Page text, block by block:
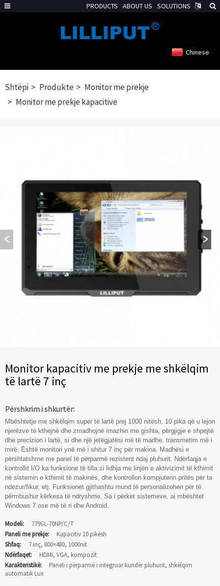
Chinese
Shtëpi Produkte
Monitor me prekje
Monitor me prekje kapacitive
Monitor kapacitiv me prekje me shkëlqim
të lartë 7 inç
Përshkrim i shkurtër:
Mbështetje me shkëlqim super të lartë prej 1000 nitësh, 10 pika që u lejon
njerëzve të kthejnë dhe zmadhojnë imazhin me gishta, përgjigje e shpejtë
dhe precizion i lartë, si dhe një jetëgjatësi më të madhe, transmetim më i
mirë. Është monitori ynë më i shitur 7 inç për makina. Madhësi e
përshtatshme me panel të përparmë rezistent ndaj pluhurit. Ndërfaqja e
kontrollit I/O ka funksione të tilla si lidhja me linjën e aktivizimit të kthimit
në sistemin e kthimit të makinës, dhe kontrollon kompjuterin pritës për ta
ndezur/fikur, etj. Funksionet gjithashtu mund të personalizohen për të
përmbushur kërkesa të ndryshme. Sa i përket sistemeve, ai mbështet
Windows 7 ose më të ri dhe Android.
Modeli:
779GL-70NP/C/T
Paneli me prekje:
Kapacitiv 10 pikësh
Shfaq:
7 inç, 800×480, 1000nit
Ndërfaqet:
HDMI, VGA, kompozit
Karakteristikë:
Paneli i përparmë i integruar kundër pluhurit, shkëlqim
automatik Lux
PRODUCTS ABOUT US SOLUTIONS